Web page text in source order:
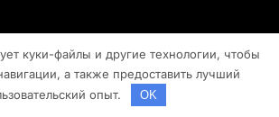
куки-файлы и другие технологии, чтобы
а также предоставить лучший
опыт.
OK